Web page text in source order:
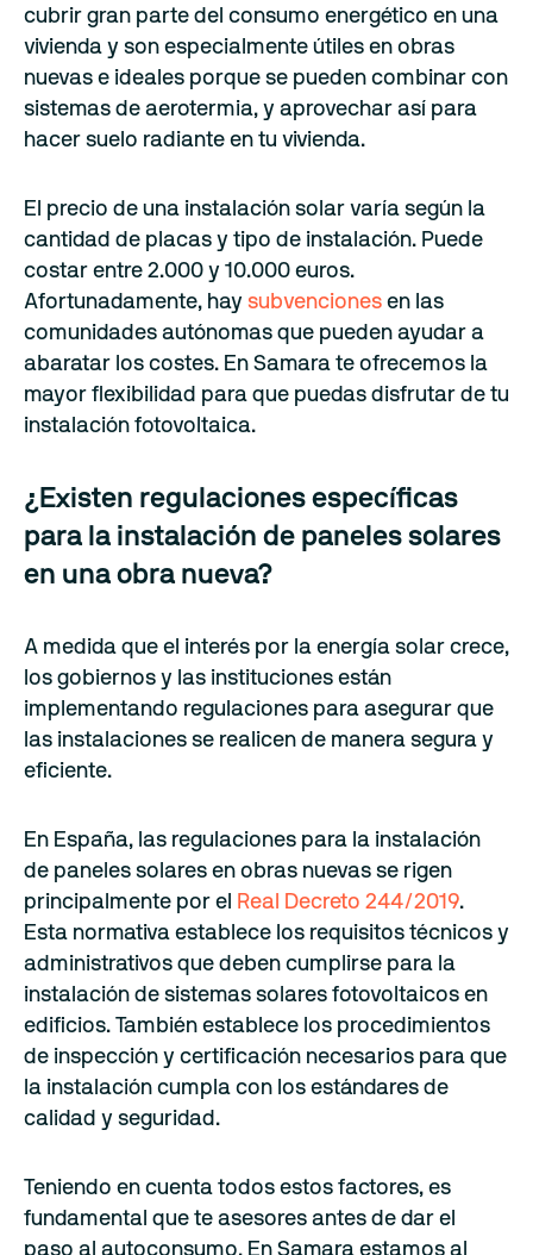
cubrir gran parte del consumo energético en una
vivienda y son especialmente útiles en obras
nuevas e ideales porque se pueden combinar con
sistemas de aerotermia, y aprovechar así para
hacer suelo radiante en tu vivienda.
El precio de una instalación solar varía según la
cantidad de placas y tipo de instalación. Puede
costar entre 2.000 y 10.000 euros.
Afortunadamente, hay subvenciones en las
comunidades autónomas que pueden ayudar a
abaratar los costes. En Samara te ofrecemos la
mayor flexibilidad para que puedas disfrutar de tu
instalación fotovoltaica.
¿Existen regulaciones específicas
para la instalación de paneles solares
en una obra nueva?
A medida que el interés por la energía solar crece,
los gobiernos y las instituciones están
implementando regulaciones para asegurar que
las instalaciones se realicen de manera segura y
eficiente.
En España, las regulaciones para la instalación
de paneles solares en obras nuevas se rigen
principalmente por el
Real Decreto 244/2019.
Esta normativa establece los requisitos técnicos y
administrativos que deben cumplirse para la
instalación de sistemas solares fotovoltaicos en
edificios. También establece los procedimientos
de inspección y certificación necesarios para que
la instalación cumpla con los estándares de
calidad y seguridad.
Teniendo en cuenta todos estos factores, es
fundamental que te asesores antes de dar el
paso al autoconsumo. En Samara estamos al